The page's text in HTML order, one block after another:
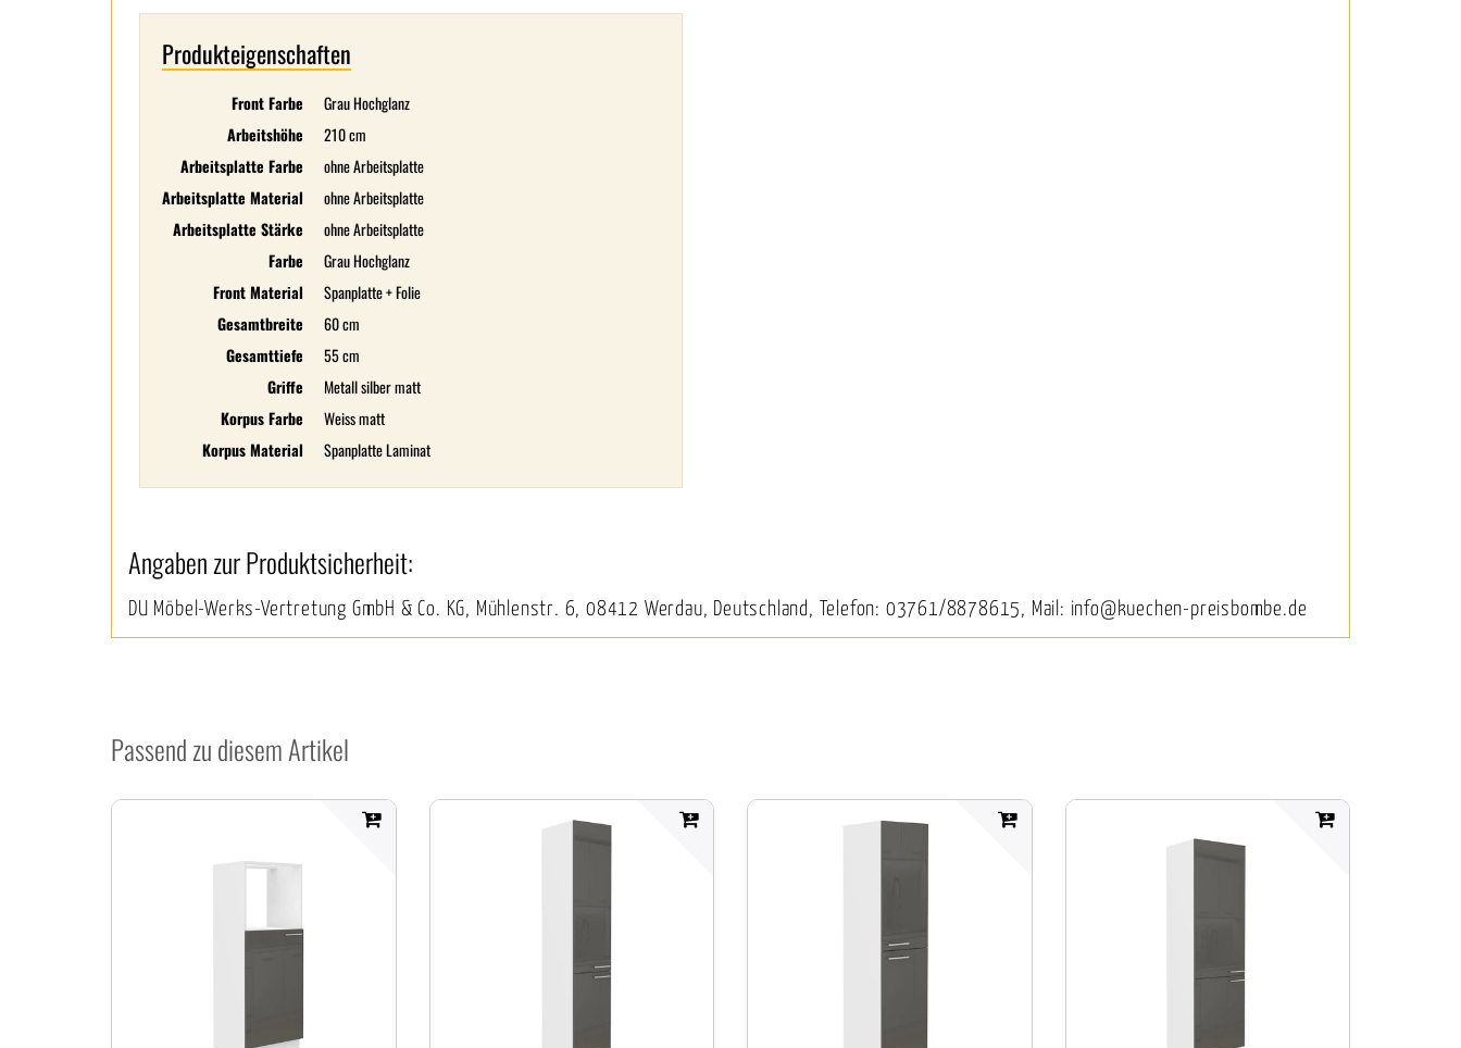
Produkteigenschaften
Front Farbe
Grau Hochglanz
Arbeitshöhe
210 cm
Arbeitsplatte Farbe
ohne Arbeitsplatte
Arbeitsplatte Material
ohne Arbeitsplatte
Arbeitsplatte Stärke
ohne Arbeitsplatte
Farbe
Grau Hochglanz
Front Material
Spanplatte + Folie
Gesamtbreite
60 cm
Gesamttiefe
55 cm
Griffe
Metall silber matt
Korpus Farbe
Weiss matt
Korpus Material
Spanplatte Laminat
Angaben zur Produktsicherheit:
DU Möbel-Werks-Vertretung GmbH & Co. KG, Mühlenstr. 6, 08412 Werdau, Deutschland, Telefon: 03761/8878615, Mail: info@kuechen-preisbombe.de
Passend zu diesem Artikel